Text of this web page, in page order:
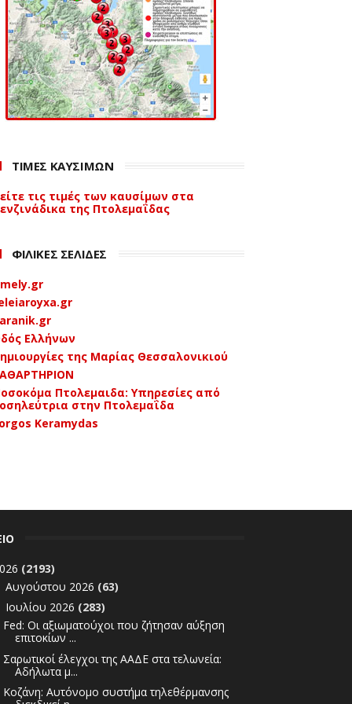
ΤΙΜΕΣ ΚΑΥΣΙΜΩΝ
τις τιμές των καυσίμων στα
της Πτολεμαΐδας
ΦΙΛΙΚΕΣ ΣΕΛΙΔΕΣ
Ελλήνων
της Μαρίας Θεσσαλονικιού
Πτολεμαιδα: Υπηρεσίες από
στην Πτολεμαΐδα
Keramydas
(2193)
Αυγούστου 2026 (63)
Ιουλίου 2026 (283)
Fed: Οι αξιωματούχοι που ζήτησαν αύξηση
επιτοκίων ...
Σαρωτικοί έλεγχοι της ΑΑΔΕ στα τελωνεία:
Αδήλωτα μ...
Κοζάνη: Αυτόνομο συστήμα τηλεθέρμανσης